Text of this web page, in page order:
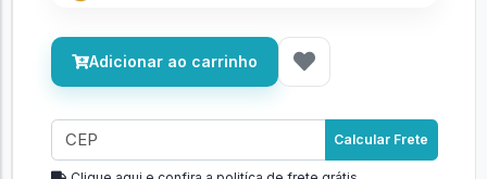
Adicionar ao carrinho
Calcular Frete